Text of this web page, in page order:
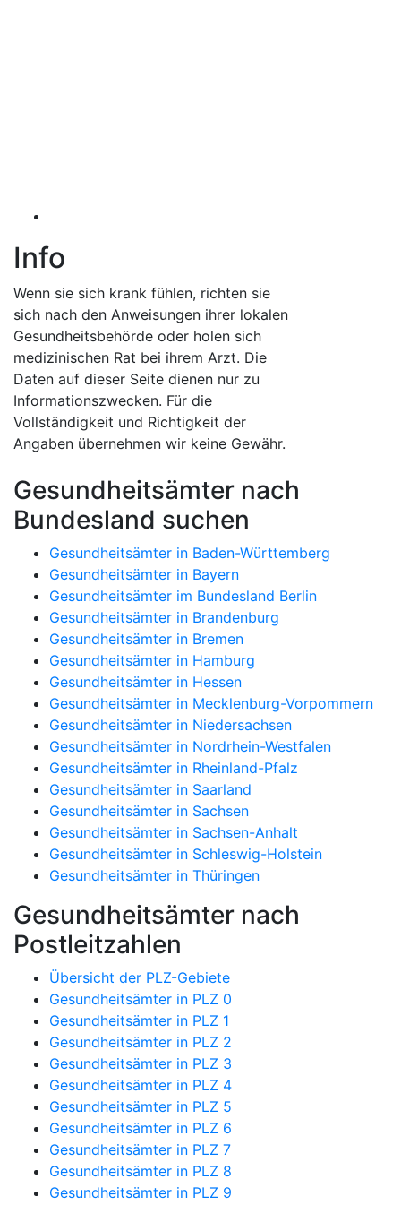
Info
Wenn sie sich krank fühlen, richten sie
sich nach den Anweisungen ihrer lokalen
Gesundheitsbehörde oder holen sich
medizinischen Rat bei ihrem Arzt. Die
Daten auf dieser Seite dienen nur zu
Informationszwecken. Für die
Vollständigkeit und Richtigkeit der
Angaben übernehmen wir keine Gewähr.
Gesundheitsämter nach
Bundesland suchen
Gesundheitsämter in Baden-Württemberg
Gesundheitsämter in Bayern
Gesundheitsämter im Bundesland Berlin
Gesundheitsämter in Brandenburg
Gesundheitsämter in Bremen
Gesundheitsämter in Hamburg
Gesundheitsämter in Hessen
Gesundheitsämter in Mecklenburg-Vorpommern
Gesundheitsämter in Niedersachsen
Gesundheitsämter in Nordrhein-Westfalen
Gesundheitsämter in Rheinland-Pfalz
Gesundheitsämter in Saarland
Gesundheitsämter in Sachsen
Gesundheitsämter in Sachsen-Anhalt
Gesundheitsämter in Schleswig-Holstein
Gesundheitsämter in Thüringen
Gesundheitsämter nach
Postleitzahlen
Übersicht der PLZ-Gebiete
Gesundheitsämter in PLZ 0
Gesundheitsämter in PLZ 1
Gesundheitsämter in PLZ 2
Gesundheitsämter in PLZ 3
Gesundheitsämter in PLZ 4
Gesundheitsämter in PLZ 5
Gesundheitsämter in PLZ 6
Gesundheitsämter in PLZ 7
Gesundheitsämter in PLZ 8
Gesundheitsämter in PLZ 9